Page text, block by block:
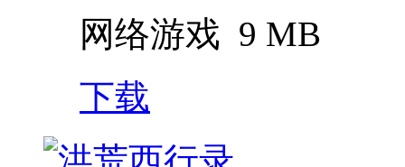
网络游戏 9 MB
下载